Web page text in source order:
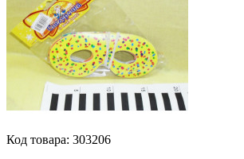
Код товара: 303206